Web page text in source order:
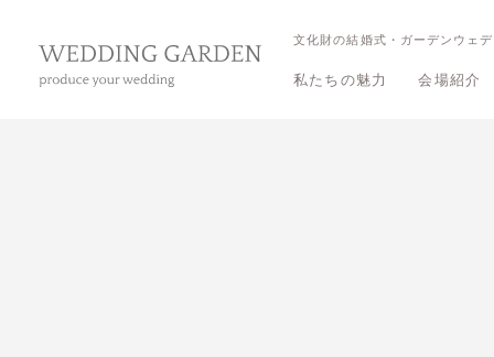
文化財の結婚式・ガーデンウェ
私たちの魅力 会場紹介